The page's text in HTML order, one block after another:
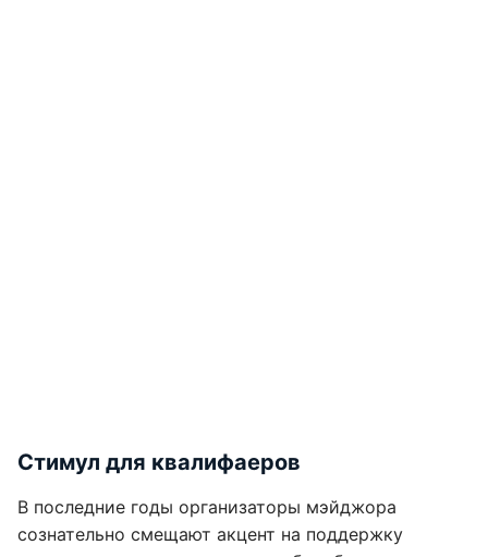
Стимул для квалифаеров
В последние годы организаторы мэйджора
сознательно смещают акцент на поддержку